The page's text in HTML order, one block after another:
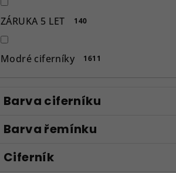
ZÁRUKA 5 LET 140
Modré ciferníky 1611
Barva ciferníku
Barva řemínku
Ciferník